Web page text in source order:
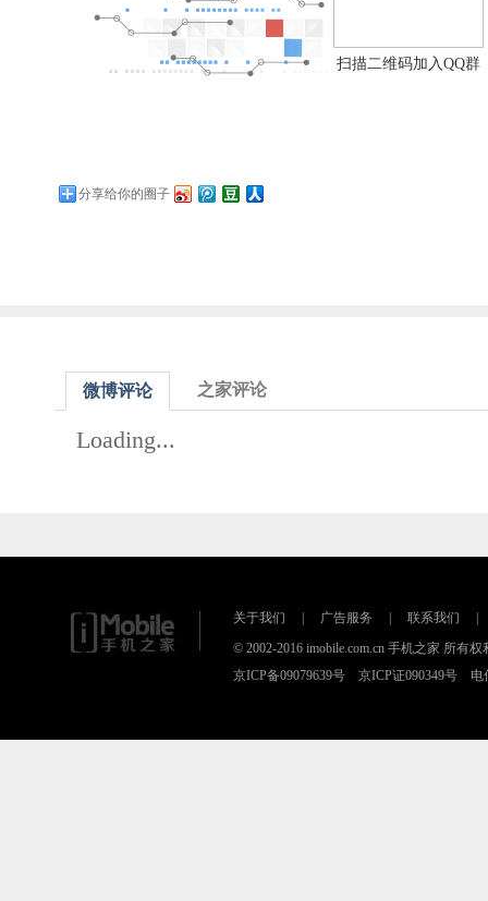
扫描二维码加入QQ群
分享给你的圈子
微博评论 之家评论
Loading...
关于我们 广告服务 联系我们
© 2002-2016 imobile.com.cn 手机之家 所有
京ICP备09079639号 京ICP证090349号 电